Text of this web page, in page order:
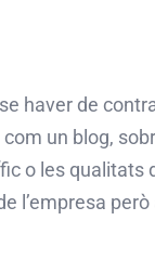
haver de
un blog,
les qualitats
l’empresa